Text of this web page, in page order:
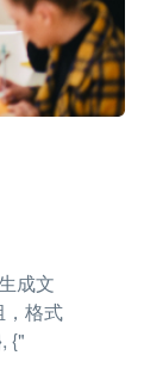
成文
，格式
{"